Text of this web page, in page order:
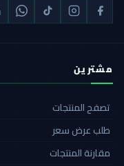
مشترين
تصفح المنتجات
طلب عرض سعر
مقارنة المنتجات